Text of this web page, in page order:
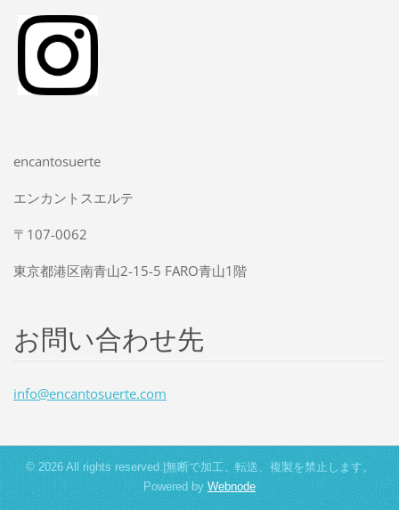
encantosuerte
エンカントスエルテ
〒107-0062
東京都港区南青山2-15-5 FARO青山1階
お問い合わせ先
info@encantosuerte.com
© 2026 All rights reserved.|無断で加工、転送、複製を禁止します。
Powered byWebnode